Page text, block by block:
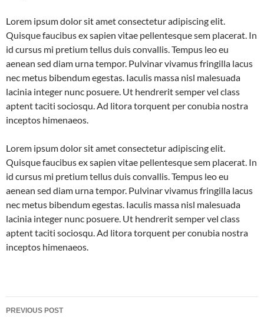
Lorem ipsum dolor sit amet consectetur adipiscing elit.
Quisque faucibus ex sapien vitae pellentesque sem placerat. In
id cursus mi pretium tellus duis convallis. Tempus leo eu
aenean sed diam urna tempor. Pulvinar vivamus fringilla lacus
nec metus bibendum egestas. Iaculis massa nisl malesuada
lacinia integer nunc posuere. Ut hendrerit semper vel class
aptent taciti sociosqu. Ad litora torquent per conubia nostra
inceptos himenaeos.
Lorem ipsum dolor sit amet consectetur adipiscing elit.
Quisque faucibus ex sapien vitae pellentesque sem placerat. In
id cursus mi pretium tellus duis convallis. Tempus leo eu
aenean sed diam urna tempor. Pulvinar vivamus fringilla lacus
nec metus bibendum egestas. Iaculis massa nisl malesuada
lacinia integer nunc posuere. Ut hendrerit semper vel class
aptent taciti sociosqu. Ad litora torquent per conubia nostra
inceptos himenaeos.
Post
PREVIOUS POST